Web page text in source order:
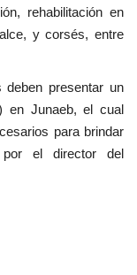
rehabilitación en
y corsés, entre
deben presentar un
en Junaeb, el cual
para brindar
el director del